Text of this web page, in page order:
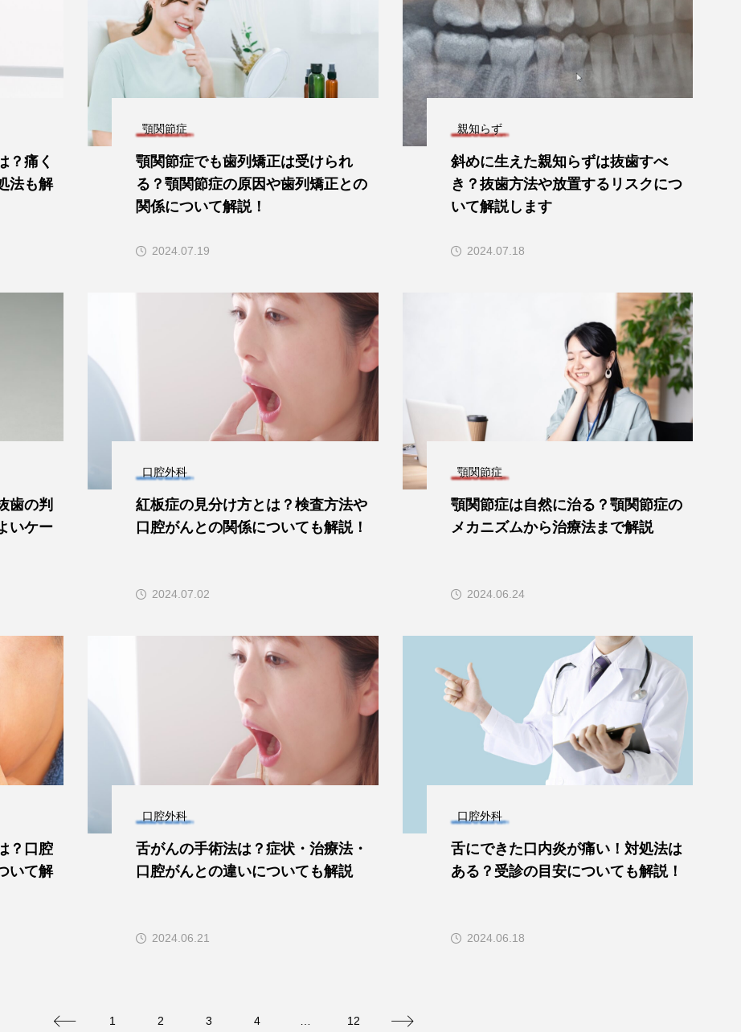
？痛く
法も解
顎関節症
顎関節症でも歯列矯正は受けられ
る？顎関節症の原因や歯列矯正との
関係について解説！
2024.07.19
親知らず
斜めに生えた親知らずは抜歯すべ
き？抜歯方法や放置するリスクにつ
いて解説します
2024.07.18
歯の判
いケー
口腔外科
紅板症の見分け方とは？検査方法や
口腔がんとの関係についても解説！
2024.07.02
顎関節症
顎関節症は自然に治る？顎関節症の
メカニズムから治療法まで解説
2024.06.24
？口腔
いて解
口腔外科
舌がんの手術法は？症状・治療法・
口腔がんとの違いについても解説
2024.06.21
口腔外科
舌にできた口内炎が痛い！対処法は
ある？受診の目安についても解説！
2024.06.18
1 2 3 4 … 12